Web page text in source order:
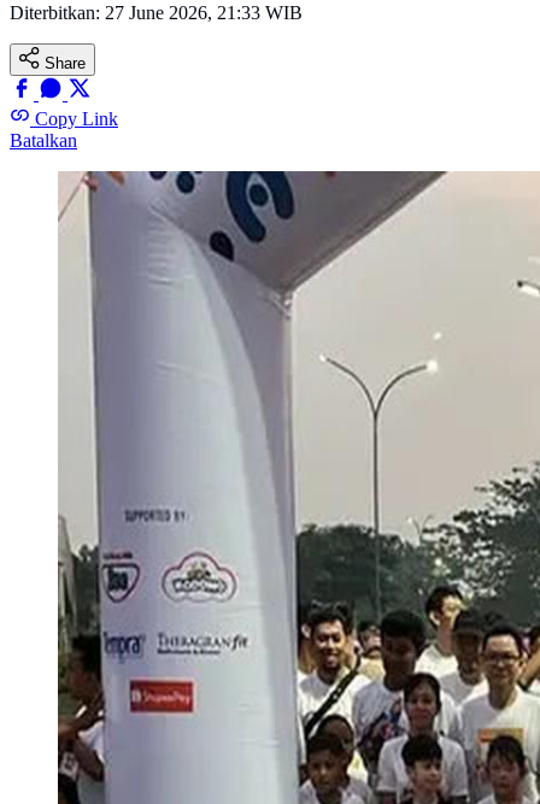
Diterbitkan: 27 June 2026, 21:33 WIB
Share
Copy Link
Batalkan